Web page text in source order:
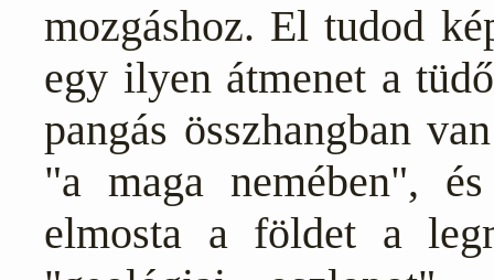
mozgáshoz. El tudod
egy ilyen átmenet a
pangás összhangban
"a maga nemében",
elmosta a földet a